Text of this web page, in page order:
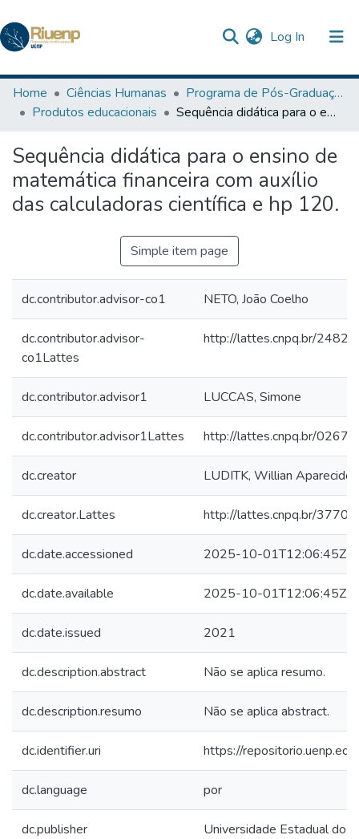
Log In (current)
Communities & Collections
Statistics
The Repository
Home Ciências Humanas
Programa de Pós-Graduação em Ensino
Produtos educacionais
Sequência didática para o ensino de matemática financeira com auxílio das calculadoras científica e hp 120.
Sequência didática para o ensino de
matemática financeira com auxílio
das calculadoras científica e hp 120.
Simple item page
dc.contributor.advisor-co1 NETO, João Coelho
dc.contributor.advisor-
co1Lattes
http://lattes.cnpq.br/
dc.contributor.advisor1 LUCCAS, Simone
dc.contributor.advisor1Lattes http://lattes.cnpq.br/
dc.creator LUDITK, Willian Aparecido
dc.creator.Lattes http://lattes.cnpq.br/
dc.date.accessioned 2025-10-01T12:06:45Z
dc.date.available 2025-10-01T12:06:45Z
dc.date.issued 2021
dc.description.abstract Não se aplica resumo.
dc.description.resumo Não se aplica abstract.
dc.identifier.uri https://
dc.language por
dc.publisher Universidade Estadual do